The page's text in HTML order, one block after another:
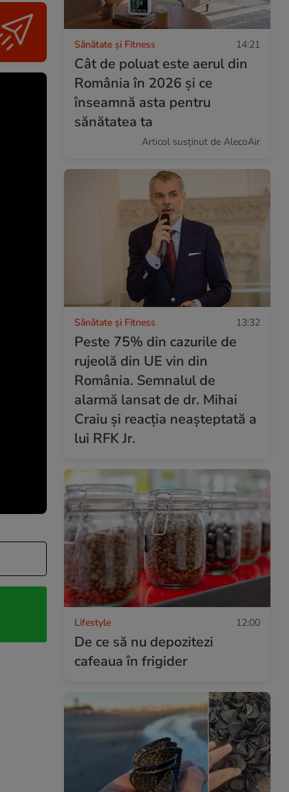
Sănătate și Fitness 14:21
Cât de poluat este aerul din
România în 2026 și ce
înseamnă asta pentru
sănătatea ta
Articol susținut de AlecoAir
Sănătate și Fitness 13:32
Peste 75% din cazurile de
rujeolă din UE vin din
România. Semnalul de
alarmă lansat de dr. Mihai
Craiu și reacția neașteptată a
lui RFK Jr.
Lifestyle 12:00
De ce să nu depozitezi
cafeaua în frigider